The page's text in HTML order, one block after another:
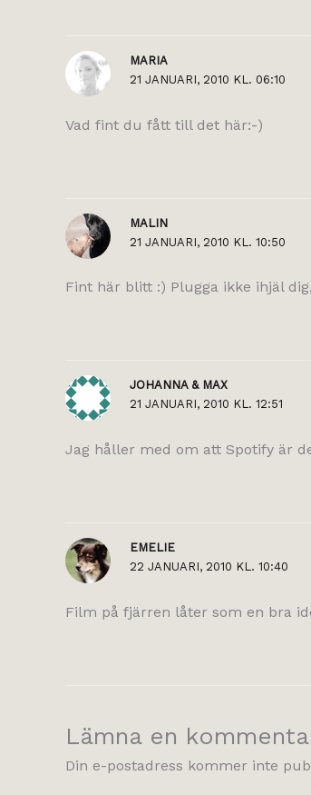
MARIA
21 JANUARI, 2010 KL. 06:10
Vad fint du fått till det här:-)
MALIN
21 JANUARI, 2010 KL. 10:50
Fint här blitt :) Plugga ikke ihjäl
JOHANNA & MAX
21 JANUARI, 2010 KL. 12:51
Jag håller med om att Spotify är
EMELIE
22 JANUARI, 2010 KL. 10:40
Film på fjärren låter som en bra
Lämna en
Din e-postadress kommer inte